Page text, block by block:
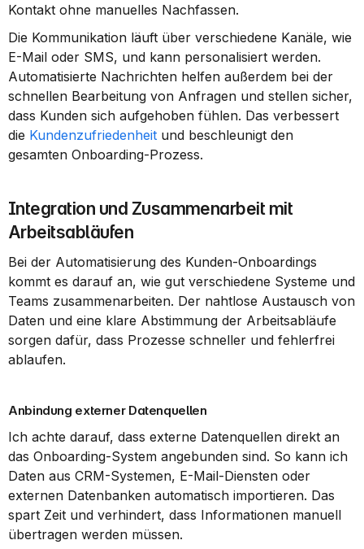
Kontakt ohne manuelles Nachfassen.
Die Kommunikation läuft über verschiedene Kanäle, wie
E-Mail oder SMS, und kann personalisiert werden.
Automatisierte Nachrichten helfen außerdem bei der
schnellen Bearbeitung von Anfragen und stellen sicher,
dass Kunden sich aufgehoben fühlen. Das verbessert
die Kundenzufriedenheit und beschleunigt den
gesamten Onboarding-Prozess.
Integration und Zusammenarbeit mit
Arbeitsabläufen
Bei der Automatisierung des Kunden-Onboardings
kommt es darauf an, wie gut verschiedene Systeme und
Teams zusammenarbeiten. Der nahtlose Austausch von
Daten und eine klare Abstimmung der Arbeitsabläufe
sorgen dafür, dass Prozesse schneller und fehlerfrei
ablaufen.
Anbindung externer Datenquellen
Ich achte darauf, dass externe Datenquellen direkt an
das Onboarding-System angebunden sind. So kann ich
Daten aus CRM-Systemen, E-Mail-Diensten oder
externen Datenbanken automatisch importieren. Das
spart Zeit und verhindert, dass Informationen manuell
übertragen werden müssen.